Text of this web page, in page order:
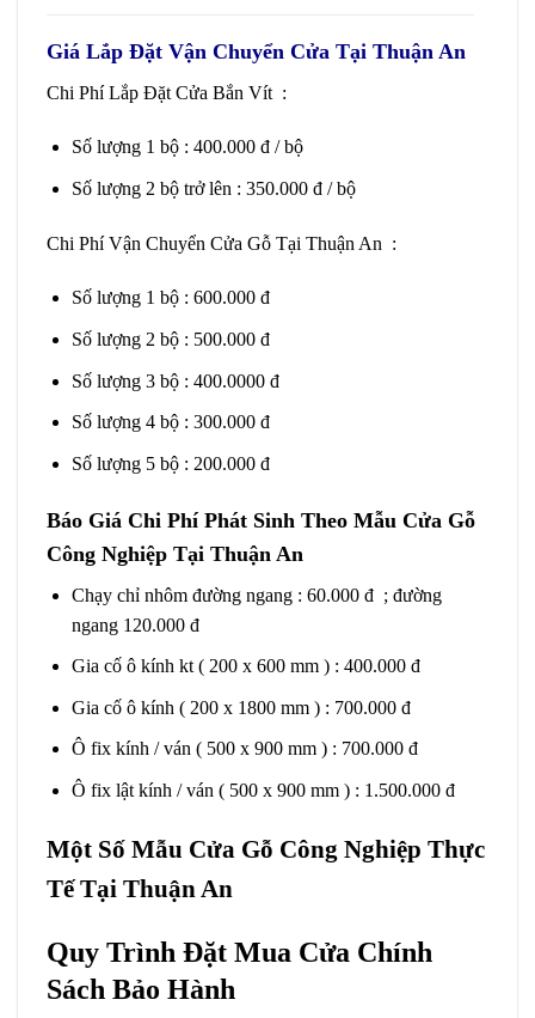
Giá Lắp Đặt Vận Chuyển Cửa Tại Thuận An
Chi Phí Lắp Đặt Cửa Bắn Vít :
Số lượng 1 bộ : 400.000 đ / bộ
Số lượng 2 bộ trở lên : 350.000 đ / bộ
Chi Phí Vận Chuyển Cửa Gỗ Tại Thuận An :
Số lượng 1 bộ : 600.000 đ
Số lượng 2 bộ : 500.000 đ
Số lượng 3 bộ : 400.0000 đ
Số lượng 4 bộ : 300.000 đ
Số lượng 5 bộ : 200.000 đ
Báo Giá Chi Phí Phát Sinh Theo Mẫu Cửa Gỗ
Công Nghiệp Tại Thuận An
Chạy chỉ nhôm đường ngang : 60.000 đ ; đường
ngang 120.000 đ
Gia cố ô kính kt ( 200 x 600 mm ) : 400.000 đ
Gia cố ô kính ( 200 x 1800 mm ) : 700.000 đ
Ô fix kính / ván ( 500 x 900 mm ) : 700.000 đ
Ô fix lật kính / ván ( 500 x 900 mm ) : 1.500.000 đ
Một Số Mẫu Cửa Gỗ Công Nghiệp Thực
Tế Tại Thuận An
Quy Trình Đặt Mua Cửa Chính
Sách Bảo Hành